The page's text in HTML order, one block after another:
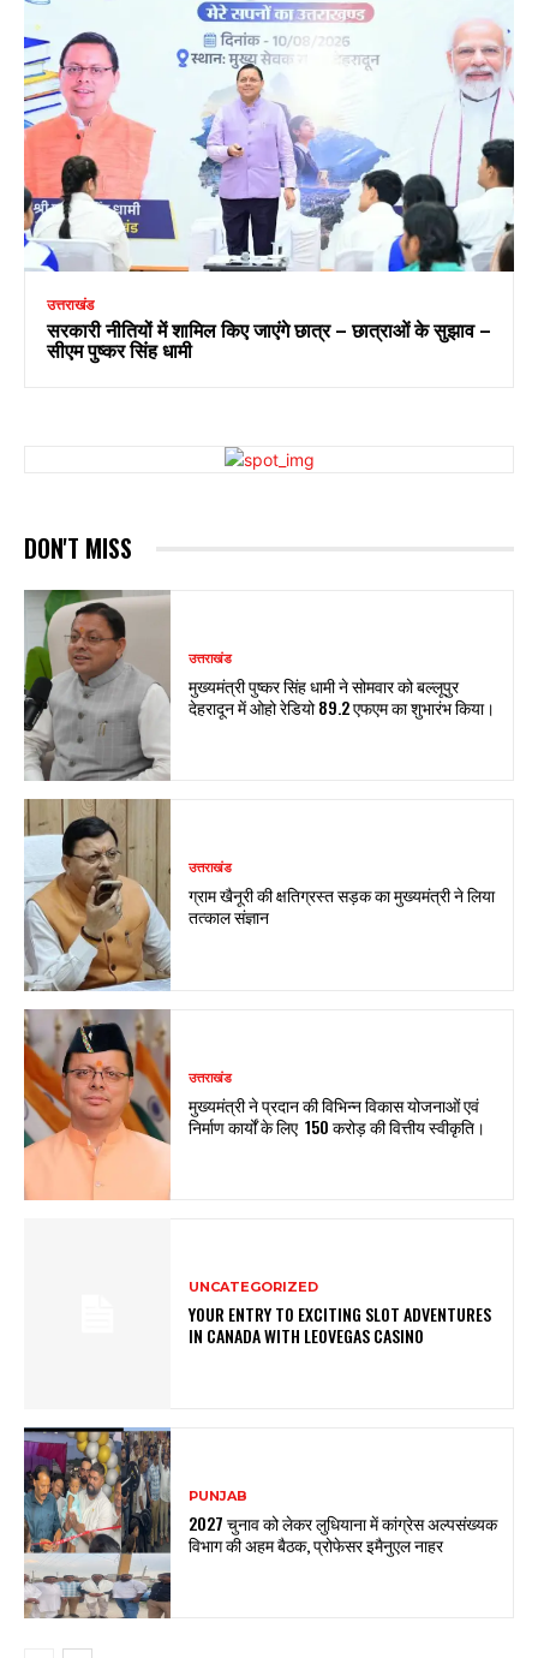
उत्तराखंड
सरकारी नीतियों में शामिल किए जाएंगे छात्र – छात्राओं के सुझाव –
सीएम पुष्कर सिंह धामी
DON'T MISS
उत्तराखंड
मुख्यमंत्री पुष्कर सिंह धामी ने सोमवार को बल्लूपुर
देहरादून में ओहो रेडियो 89.2 एफएम का शुभारंभ किया।
उत्तराखंड
ग्राम खैनूरी की क्षतिग्रस्त सड़क का मुख्यमंत्री ने लिया
तत्काल संज्ञान
उत्तराखंड
मुख्यमंत्री ने प्रदान की विभिन्न विकास योजनाओं एवं
निर्माण कार्यों के लिए ₹ 150 करोड़ की वित्तीय स्वीकृति।
UNCATEGORIZED
YOUR ENTRY TO EXCITING SLOT ADVENTURES
IN CANADA WITH LEOVEGAS CASINO
PUNJAB
2027 चुनाव को लेकर लुधियाना में कांग्रेस अल्पसंख्यक
विभाग की अहम बैठक, प्रोफेसर इमैनुएल नाहर